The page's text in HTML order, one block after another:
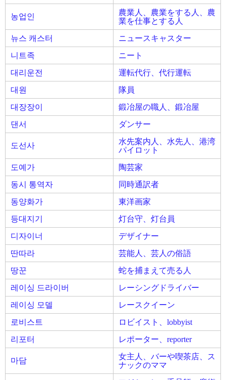
농업인
農業人、農業をする人、農
業を仕事とする人
뉴스 캐스터
ニュースキャスター
니트족
ニート
대리운전
運転代行、代行運転
대원
隊員
대장장이
鍛冶屋の職人、鍛冶屋
댄서
ダンサー
도선사
水先案内人、水先人、港湾
パイロット
도예가
陶芸家
동시 통역자
同時通訳者
동양화가
東洋画家
등대지기
灯台守、灯台員
디자이너
デザイナー
딴따라
芸能人、芸人の俗語
땅꾼
蛇を捕まえて売る人
레이싱 드라이버
レーシングドライバー
레이싱 모델
レースクイーン
로비스트
ロビイスト、lobbyist
리포터
レポーター、reporter
마담
女主人、バーや喫茶店、ス
ナックのママ